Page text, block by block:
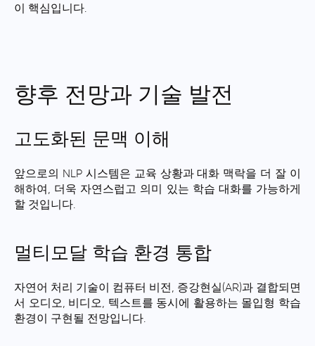
이 핵심입니다.
향후 전망과 기술 발전
고도화된 문맥 이해
앞으로의 NLP 시스템은 교육 상황과 대화 맥락을 더 잘 이
해하여, 더욱 자연스럽고 의미 있는 학습 대화를 가능하게
할 것입니다.
멀티모달 학습 환경 통합
자연어 처리 기술이 컴퓨터 비전, 증강현실(AR)과 결합되면
서 오디오, 비디오, 텍스트를 동시에 활용하는 몰입형 학습
환경이 구현될 전망입니다.